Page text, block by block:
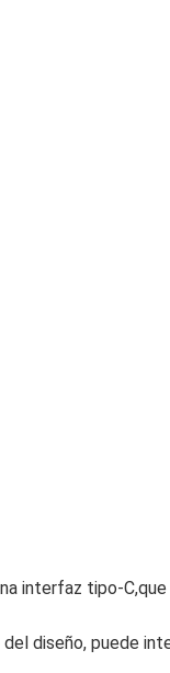
interfaz tipo-
diseño, puede